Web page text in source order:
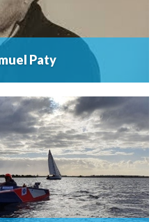
Paty